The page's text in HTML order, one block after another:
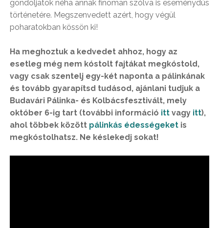
gondoljatok néha annak finoman szólva is eseménydús
történetére. Megszenvedett azért, hogy végül
poharatokban kössön ki!
Ha meghoztuk a kedvedet ahhoz, hogy az
esetleg még nem kóstolt fajtákat megkóstold,
vagy csak szentelj egy-két naponta a pálinkának
és tovább gyarapítsd tudásod, ajánlani tudjuk a
Budavári Pálinka- és Kolbácsfesztivált, mely
október 6-ig tart (további információ itt vagy itt),
ahol többek között pálinkás édességeket is
megkóstolhatsz. Ne késlekedj sokat!